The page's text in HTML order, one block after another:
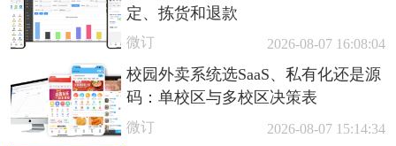
定、拣货和退款
微订 2026-08-07 16:08:04
校园外卖系统选SaaS、私有化还是源
码：单校区与多校区决策表
微订 2026-08-07 15:14:34